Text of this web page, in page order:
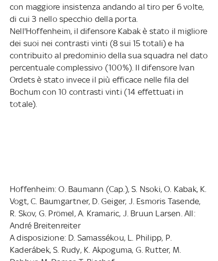
con maggiore insistenza andando al tiro per 6 volte,
di cui 3 nello specchio della porta.
Nell'Hoffenheim, il difensore Kabak è stato il migliore
dei suoi nei contrasti vinti (8 sui 15 totali) e ha
contribuito al predominio della sua squadra nel dato
percentuale complessivo (100%). Il difensore Ivan
Ordets è stato invece il più efficace nelle fila del
Bochum con 10 contrasti vinti (14 effettuati in
totale).
Hoffenheim: O. Baumann (Cap.), S. Nsoki, O. Kabak, K.
Vogt, C. Baumgartner, D. Geiger, J. Esmoris Tasende,
R. Skov, G. Prömel, A. Kramaric, J. Bruun Larsen. All:
André Breitenreiter
A disposizione: D. Samassékou, L. Philipp, P.
Kaderábek, S. Rudy, K. Akpoguma, G. Rutter, M.